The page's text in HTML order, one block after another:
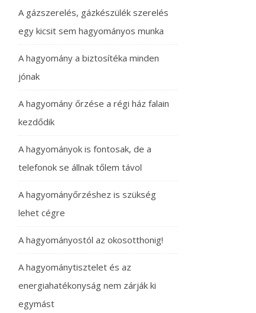
A gázszerelés, gázkészülék szerelés
egy kicsit sem hagyományos munka
A hagyomány a biztosítéka minden
jónak
A hagyomány őrzése a régi ház falain
kezdődik
A hagyományok is fontosak, de a
telefonok se állnak tőlem távol
A hagyományőrzéshez is szükség
lehet cégre
A hagyományostól az okosotthonig!
A hagyománytisztelet és az
energiahatékonyság nem zárják ki
egymást